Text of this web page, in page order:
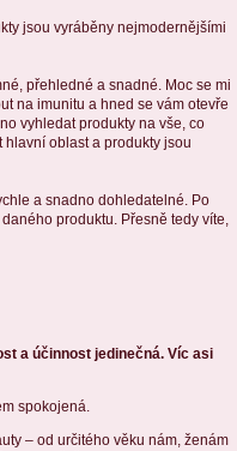
jsou vyráběny nejmodernějšími
přehledné a snadné. Moc se mi
na imunitu a hned se vám otevře
vyhledat produkty na vše, co
hlavní oblast a produkty jsou
a snadno dohledatelné. Po
produktu. Přesně tedy víte,
a účinnost jedinečná. Víc asi
spokojená.
– od určitého věku nám, ženám